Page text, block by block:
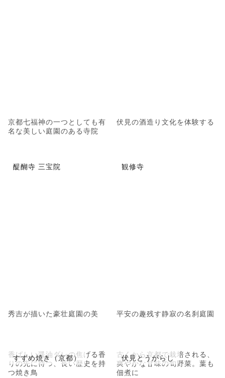
京都七福神の一つとしても有
名な美しい庭園のある寺院
伏見の酒造り文化を体験する
醍醐寺 三宝院
秀吉が描いた豪壮庭園の美
観修寺
平安の趣残す静寂の名刹庭園
すずめ焼き（京都）
香ばしい醤油ダレの焦げる香
りの先に待つ、長い歴史を持
つ焼き鳥
伏見とうがらし
古くから京都で栽培される、
爽やかな甘味の旬野菜。葉も
佃煮に